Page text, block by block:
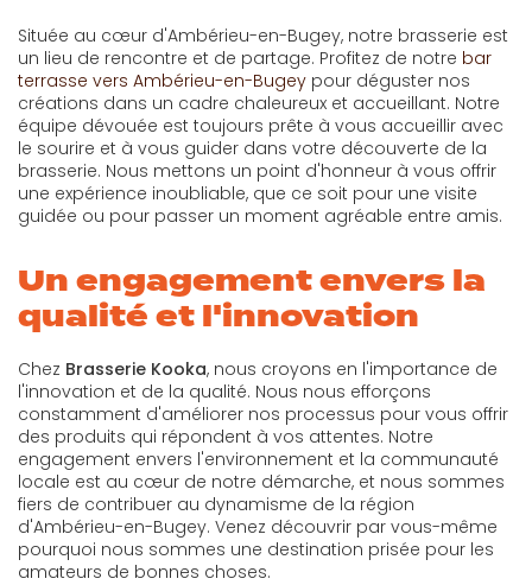
Située au cœur d'Ambérieu-en-Bugey, notre brasserie est
un lieu de rencontre et de partage. Profitez de notre bar
terrasse vers Ambérieu-en-Bugey pour déguster nos
créations dans un cadre chaleureux et accueillant. Notre
équipe dévouée est toujours prête à vous accueillir avec
le sourire et à vous guider dans votre découverte de la
brasserie. Nous mettons un point d'honneur à vous offrir
une expérience inoubliable, que ce soit pour une visite
guidée ou pour passer un moment agréable entre amis.
Un engagement envers la
qualité et l'innovation
Chez Brasserie Kooka, nous croyons en l'importance de
l'innovation et de la qualité. Nous nous efforçons
constamment d'améliorer nos processus pour vous offrir
des produits qui répondent à vos attentes. Notre
engagement envers l'environnement et la communauté
locale est au cœur de notre démarche, et nous sommes
fiers de contribuer au dynamisme de la région
d'Ambérieu-en-Bugey. Venez découvrir par vous-même
pourquoi nous sommes une destination prisée pour les
amateurs de bonnes choses.